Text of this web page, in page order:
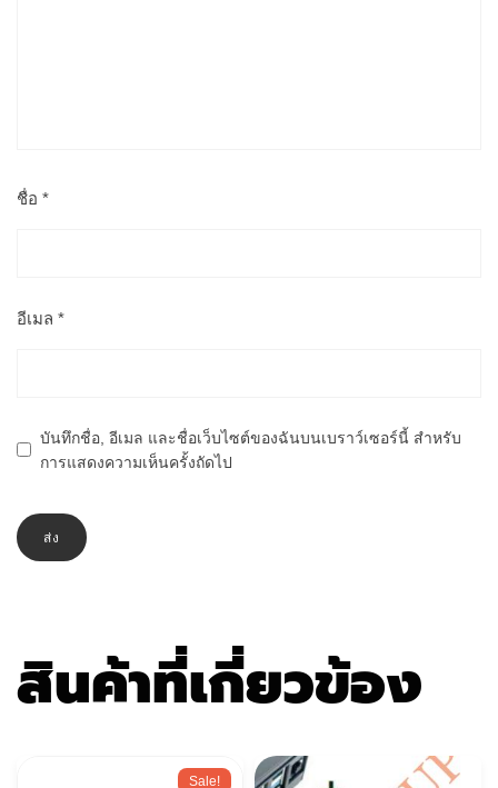
ชื่อ *
อีเมล *
บันทึกชื่อ, อีเมล และชื่อเว็บไซต์ของฉันบนเบราว์เซอร์นี้ สำหรับ
การแสดงความเห็นครั้งถัดไป
สินค้าที่เกี่ยวข้อง
Sale!